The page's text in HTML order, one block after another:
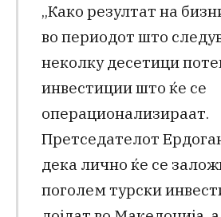
„Како резултат на
во периодот што
неколку десетици
инвестиции што ќе се
операционализираат.
Претседателот
дека лично ќе се
поголем турски